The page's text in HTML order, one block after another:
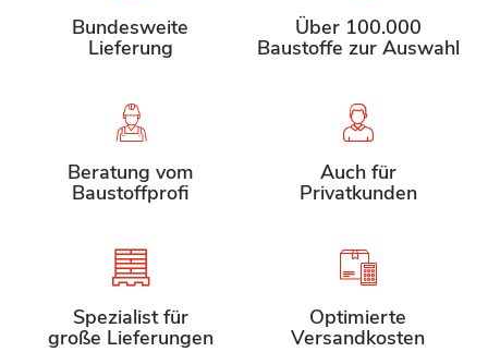
Bundesweite
Lieferung
Über 100.000
Baustoffe zur Auswahl
Beratung vom
Baustoffprofi
Auch für
Privatkunden
Spezialist für
große Lieferungen
Optimierte
Versandkosten